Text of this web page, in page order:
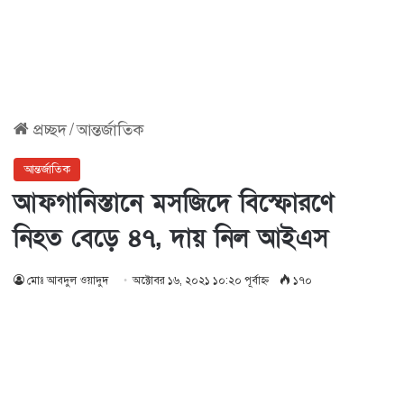
প্রচ্ছদ/আন্তর্জাতিক
আন্তর্জাতিক
আফগানিস্তানে মসজিদে বিস্ফোরণে
নিহত বেড়ে ৪৭, দায় নিল আইএস
মোঃ আবদুল ওয়াদুদ অক্টোবর ১৬, ২০২১ ১০:২০ পূর্বাহ্ণ ১৭০